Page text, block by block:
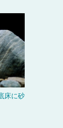
床に砂